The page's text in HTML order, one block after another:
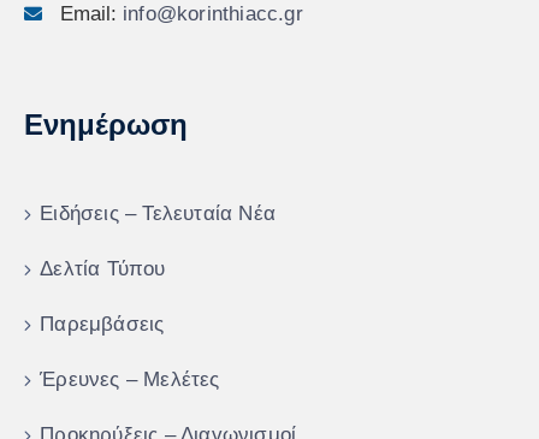
Email: info@korinthiacc.gr
Ενημέρωση
Ειδήσεις – Τελευταία Νέα
Δελτία Τύπου
Παρεμβάσεις
Έρευνες – Μελέτες